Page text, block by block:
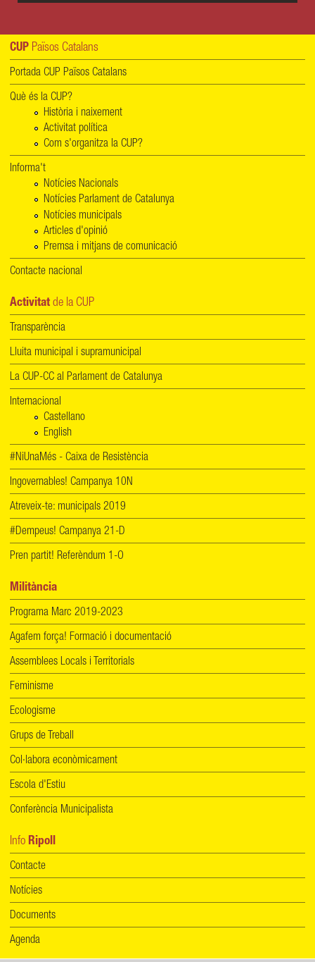
CUP Països Catalans
Portada CUP Països Catalans
Què és la CUP?
Història i naixement
Activitat política
Com s'organitza la CUP?
Informa't
Notícies Nacionals
Notícies Parlament de Catalunya
Notícies municipals
Articles d'opinió
Premsa i mitjans de comunicació
Contacte nacional
Activitat de la CUP
Transparència
Lluita municipal i supramunicipal
La CUP-CC al Parlament de Catalunya
Internacional
Castellano
English
#NiUnaMés - Caixa de Resistència
Ingovernables! Campanya 10N
Atreveix-te: municipals 2019
#Dempeus! Campanya 21-D
Pren partit! Referèndum 1-O
Militància
Programa Marc 2019-2023
Agafem força! Formació i documentació
Assemblees Locals i Territorials
Feminisme
Ecologisme
Grups de Treball
Col·labora econòmicament
Escola d'Estiu
Conferència Municipalista
Info Ripoll
Contacte
Notícies
Documents
Agenda